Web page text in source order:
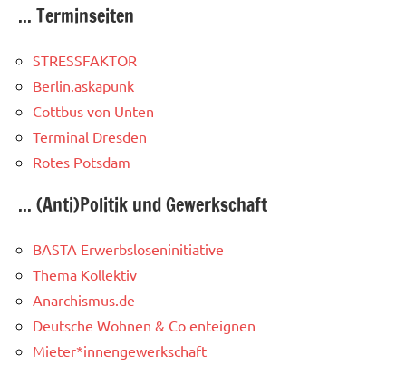
... Terminseiten
STRESSFAKTOR
Berlin.askapunk
Cottbus von Unten
Terminal Dresden
Rotes Potsdam
... (Anti)Politik und Gewerkschaft
BASTA Erwerbsloseninitiative
Thema Kollektiv
Anarchismus.de
Deutsche Wohnen & Co enteignen
Mieter*innengewerkschaft